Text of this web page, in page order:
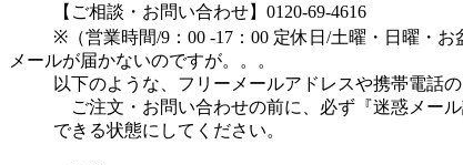
【ご相談・お問い合わせ】0120-69-4616
※（営業時間/9：00 -17：00 定休日/土曜・日曜・お
メールが届かないのですが。。。
以下のような、フリーメールアドレスや携帯電話
ご注文・お問い合わせの前に、必ず『迷惑メー
できる状態にしてください。